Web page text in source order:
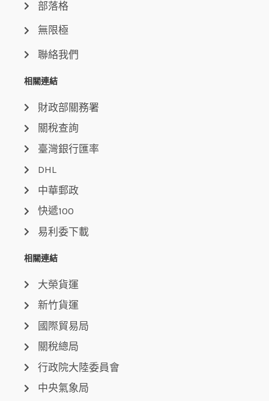
部落格
無限極
聯絡我們
相關連結
財政部關務署
關稅查詢
臺灣銀行匯率
DHL
中華郵政
快遞100
易利委下載
相關連結
大榮貨運
新竹貨運
國際貿易局
關稅總局
行政院大陸委員會
中央氣象局